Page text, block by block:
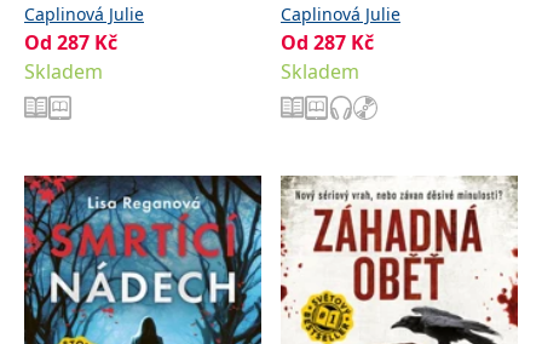
Caplinová Julie
Od 287 Kč
Skladem
Caplinová Julie
Od 287 Kč
Skladem